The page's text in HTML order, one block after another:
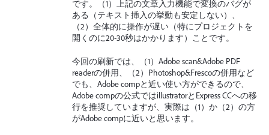
です。（1）上記の文章入力機能で変換のバグが
ある（テキスト挿入の挙動も安定しない）、
（2）全体的に操作が遅い（特にプロジェクトを
開くのに20-30秒はかかります）ことです。
今回の刷新では、（1）Adobe scan&Adobe PDF
readerの併用、（2）Photoshop&Frescoの併用など
でも、Adobe compと近い使い方ができるので、
Adobe compの公式ではillustratorとExpress CCへの移
行を推奨していますが、実際は（1）か（2）の方
がAdobe compに近いと思います。